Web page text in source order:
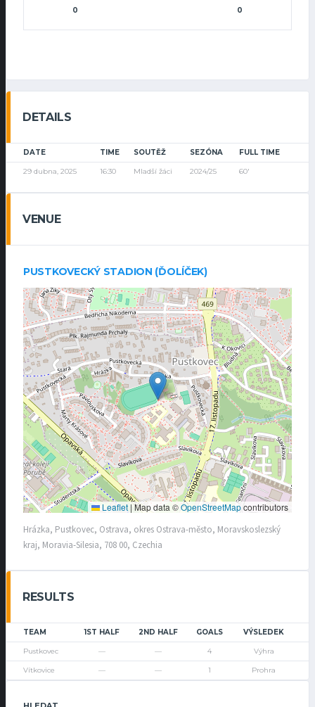
0 0
DETAILS
DATE TIME SOUTĚŽ SEZÓNA FULL TIME
29 dubna, 2025 16:30 Mladší žáci 2024/25 60'
VENUE
PUSTKOVECKÝ STADION (ĎOLÍČEK)
Leaflet |Map data ©OpenStreetMapcontributors
Hrázka, Pustkovec, Ostrava, okres Ostrava-město, Moravskoslezský
kraj, Moravia-Silesia, 708 00, Czechia
RESULTS
TEAM 1ST HALF 2ND HALF GOALS VÝSLEDEK
Pustkovec — — 4 Výhra
Vítkovice — — 1 Prohra